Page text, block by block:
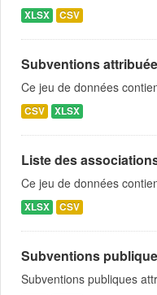
XLSX CSV
Subventions
Ce jeu de données
CSV XLSX
Liste des
Ce jeu de données
XLSX CSV
Subventions
Subventions publiques